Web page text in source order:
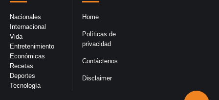
Home
Políticas de
privacidad
Contáctenos
Disclaimer
Nacionales
Internacional
Vida
Entretenimiento
Económicas
Recetas
Deportes
Tecnología